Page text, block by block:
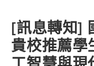
[訊息轉知]
貴校推薦學